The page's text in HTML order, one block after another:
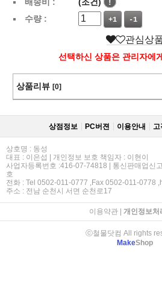
수량 :
+1 -1
관심상
선택하신 상품은 관리자에
상품리뷰 [0]
상점정보 PC버젼 이용안내 고
상호명 : 동성
대표 : 이은섭 | 개인정보 보호 책임자 : 이현이
사업자등록번호 :416-07-74818 | 통신판매업신
호
전화 : Tel 0502-011-0777 ,Fax 0502-011-0778
주소 : 전남 순천시 서면 순천로17
이용약관| 개인정보처
ⓒ철물닷컴 All rights
MakeShop